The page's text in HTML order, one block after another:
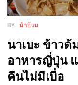
ชั่น
รัก
บ้าน
มากมาย
BY น้าอ้วน
นาเบะ ข้าว
อาหารญี่ปุ่น
คืนไม่มีเบื่อ